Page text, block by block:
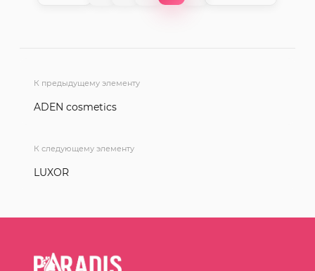
К предыдущему элементу
ADEN cosmetics
К следующему элементу
LUXOR